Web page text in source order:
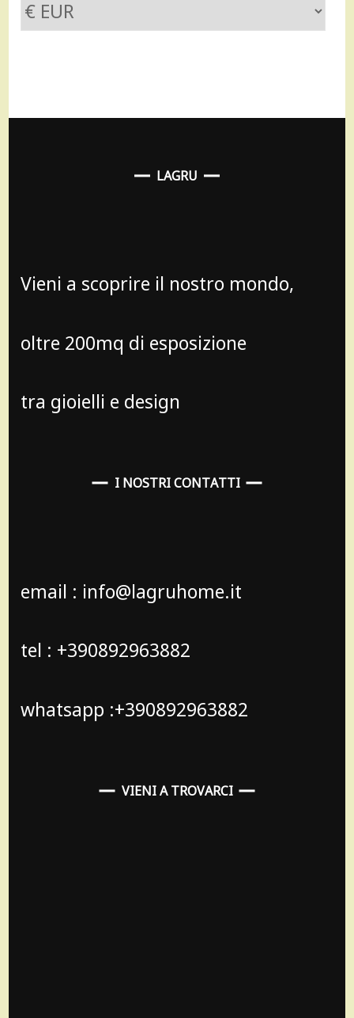
LAGRU
Vieni a scoprire il nostro mondo,
oltre 200mq di esposizione
tra gioielli e design
I NOSTRI CONTATTI
email : info@lagruhome.it
tel : +390892963882
whatsapp :+390892963882
VIENI A TROVARCI